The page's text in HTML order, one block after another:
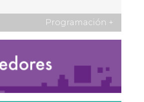
Programación +